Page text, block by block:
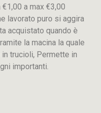
a max €3,00
lavorato puro si aggira
acquistato quando è
la macina la quale
trucioli, Permette in
importanti.